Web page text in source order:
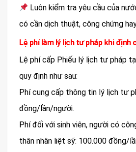
Luôn kiểm tra yêu cầu của
có cần dịch thuật, công chứng
Lệ phí làm lý lịch tư pháp khi định
​Lệ phí cấp Phiếu lý lịch tư pháp
quy định như sau:​
Phí cung cấp thông tin lý lịch tư
đồng/lần/người.​
Phí đối với sinh viên, người có
thân nhân liệt sỹ: 100.000 đồng/